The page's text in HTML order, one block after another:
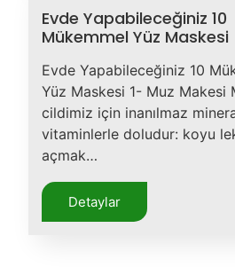
Evde Yapabileceğiniz 10
Mükemmel Yüz Maskesi
Evde Yapabileceğiniz 10
Yüz Maskesi 1- Muz Makesi
cildimiz için inanılmaz
vitaminlerle doludur: koyu
açmak…
Detaylar